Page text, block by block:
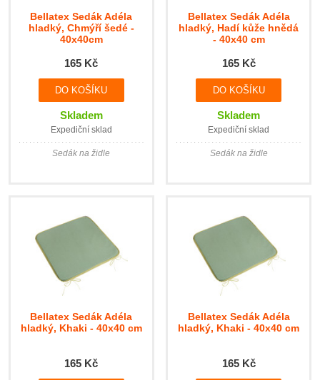
Bellatex Sedák Adéla
hladký, Chmýří šedé -
40x40cm
165 Kč
Skladem
Expediční sklad
Sedák na židle
Bellatex Sedák Adéla
hladký, Hadí kůže hnědá
- 40x40 cm
165 Kč
Skladem
Expediční sklad
Sedák na židle
Bellatex Sedák Adéla
hladký, Khaki - 40x40 cm
165 Kč
Bellatex Sedák Adéla
hladký, Khaki - 40x40 cm
165 Kč